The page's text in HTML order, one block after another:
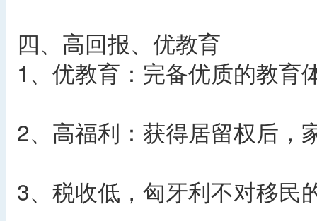
四、高回报、优教育
1、优教育：完备优质的教育
2、高福利：获得居留权后，
3、税收低，匈牙利不对移民